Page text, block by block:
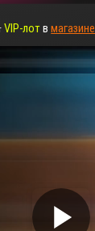
VIP-лотвмагазине
▶